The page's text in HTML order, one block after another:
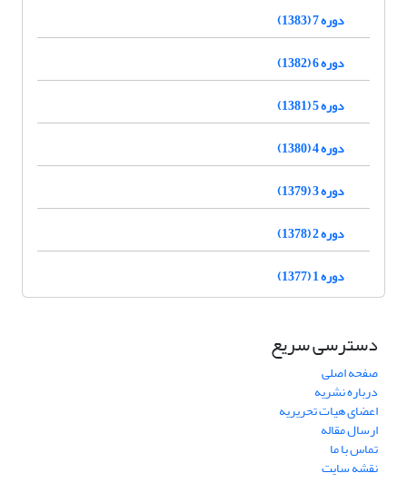
دوره 7 (1383)
دوره 6 (1382)
دوره 5 (1381)
دوره 4 (1380)
دوره 3 (1379)
دوره 2 (1378)
دوره 1 (1377)
دسترسی سریع
صفحه اصلی
درباره نشریه
اعضای هیات تحریریه
ارسال مقاله
تماس با ما
نقشه سایت